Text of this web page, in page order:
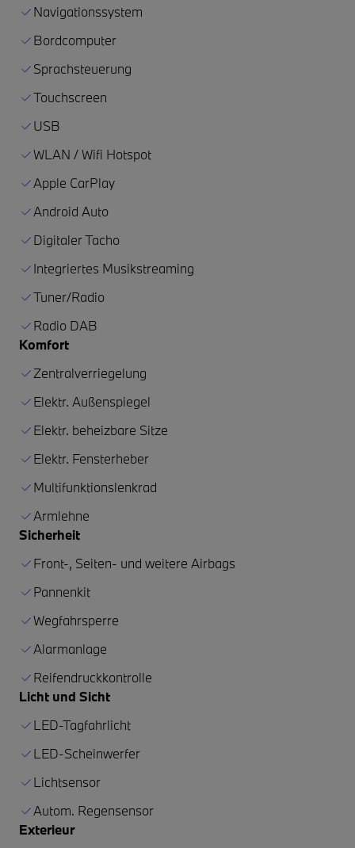
Navigationssystem
Bordcomputer
Sprachsteuerung
Touchscreen
USB
WLAN / Wifi Hotspot
Apple CarPlay
Android Auto
Digitaler Tacho
Integriertes Musikstreaming
Tuner/Radio
Radio DAB
Komfort
Zentralverriegelung
Elektr. Außenspiegel
Elektr. beheizbare Sitze
Elektr. Fensterheber
Multifunktionslenkrad
Armlehne
Sicherheit
Front-, Seiten- und weitere Airbags
Pannenkit
Wegfahrsperre
Alarmanlage
Reifendruckkontrolle
Licht und Sicht
LED-Tagfahrlicht
LED-Scheinwerfer
Lichtsensor
Autom. Regensensor
Exterieur